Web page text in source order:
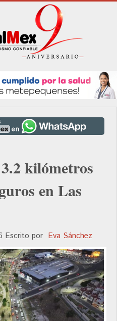
kilómetros
en Las
Escrito por Eva Sánchez